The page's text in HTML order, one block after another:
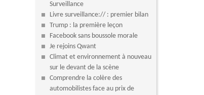
Surveillance
Livre surveillance:// : premier bilan
Trump : la première leçon
Facebook sans boussole morale
Je rejoins Qwant
Climat et environnement à nouveau
sur le devant de la scène
Comprendre la colère des
automobilistes face au prix de